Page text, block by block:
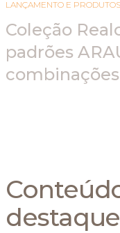
LANÇAMENTO E PRODUTOS
Coleção
padrões
combinações
destaque